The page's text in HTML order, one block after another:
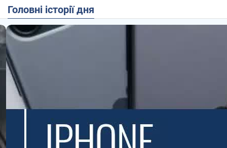
Головні історії дня